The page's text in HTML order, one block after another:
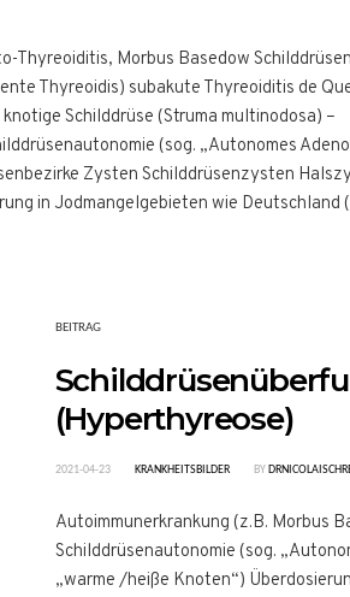
Thyreoiditis, Morbus Basedow
Thyreoidis) subakute Thyreoiditis de
Schilddrüse (Struma multinodosa) –
(sog. „Autonomes
Zysten Schilddrüsenzysten
in Jodmangelgebieten wie Deutschland
BEITRAG
(Hyperthyreose)
2021-04-23 KRANKHEITSBILDER BY
Autoimmunerkrankung (z.B. Morbus
Schilddrüsenautonomie (sog.
„warme /heiße Knoten“)